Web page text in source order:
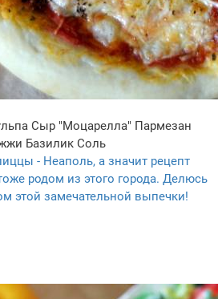
Сыр "Моцарелла" Пармезан
Базилик Соль
- Неаполь, а значит рецепт
родом из этого города. Делюсь
этой замечательной выпечки!